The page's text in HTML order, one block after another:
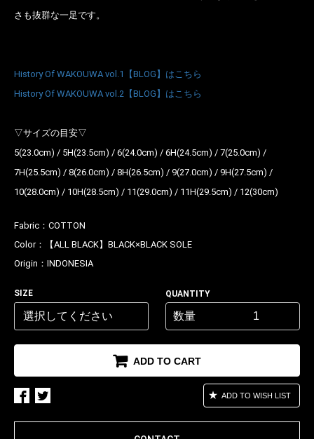
さも抜群な一足です。
History Of WAKOUWA vol.1【BLOG】はこちら
History Of WAKOUWA vol.2【BLOG】はこちら
▽サイズの目安▽
5(23.0cm) / 5H(23.5cm) / 6(24.0cm) / 6H(24.5cm) / 7(25.0cm) /
7H(25.5cm) / 8(26.0cm) / 8H(26.5cm) / 9(27.0cm) / 9H(27.5cm) /
10(28.0cm) / 10H(28.5cm) / 11(29.0cm) / 11H(29.5cm) / 12(30cm)
Fabric： COTTON
Color：
【ALL BLACK】BLACK×BLACK SOLE
Origin： INDONESIA
SIZE QUANTITY
数量
ADD TO CART
ADD TO WISH LIST